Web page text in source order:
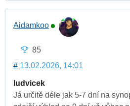
Aidamkoo
85
# 13.02.2026, 14:01
ludvicek
Já určitě déle jak 5-7 dní na